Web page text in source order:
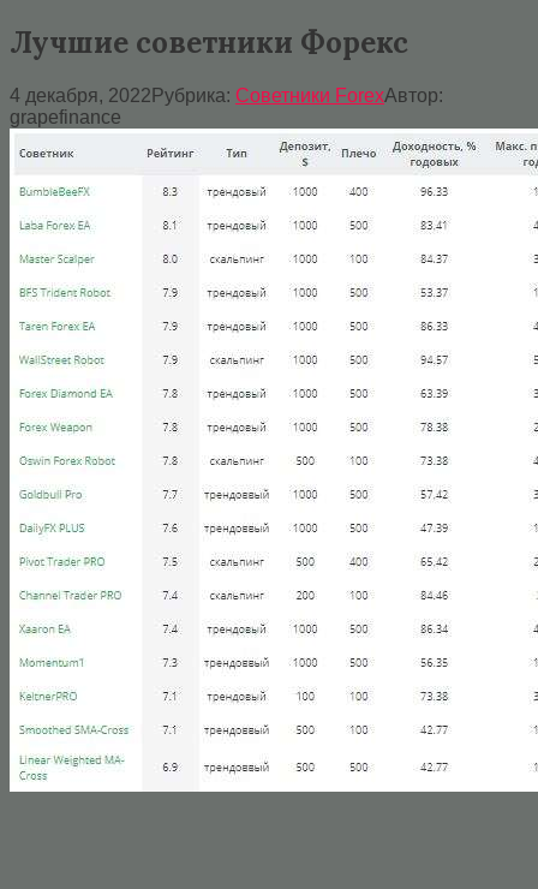
Лучшие советники Форекс
4 декабря, 2022 Рубрика: Советники ForexАвтор:
grapefinance